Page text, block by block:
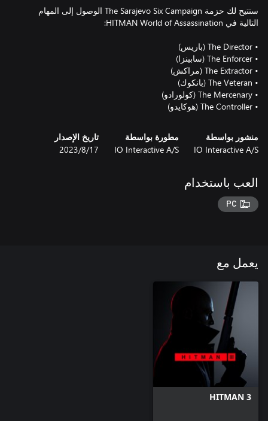
ستتيح لك حزمة The Sarajevo Six Campaign الوصول إلى المهام
• The Controller (هوكايدو)‏
منشور بواسطة
IO Interactive A/S
مطورة بواسطة
IO Interactive A/S
تاريخ الإصدار
17‏/8‏/2023
العب باستخدام
PC
يعمل مع
HITMAN 3